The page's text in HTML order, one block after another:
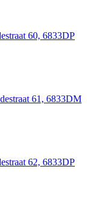
60, 6833DP
61, 6833DM
62, 6833DP